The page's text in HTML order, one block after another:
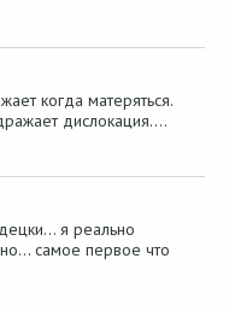
когда матеряться.
дислокация.…
я реально
самое первое что